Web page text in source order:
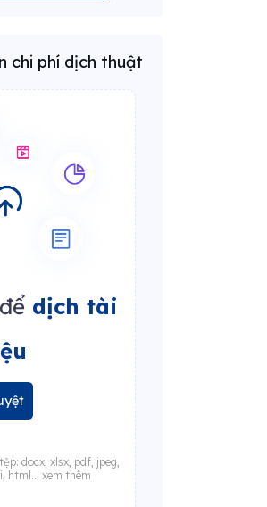
chi phí dịch thuật
dịch tài
docx, xlsx, pdf, jpeg,
html... xem thêm